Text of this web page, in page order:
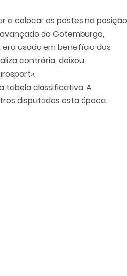
a colocar os postes na posição
do Gotemburgo,
usado em benefício dos
contrária, deixou
tabela classificativa. A
disputados esta época.